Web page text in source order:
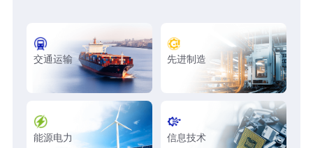
交通运输 先进制造
能源电力 信息技术